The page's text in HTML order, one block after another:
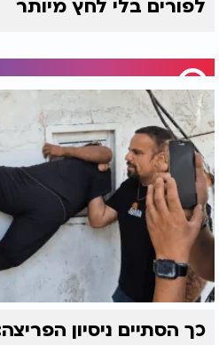
לפורים בלי לחץ מיותר
כך הסתיים ניסיון